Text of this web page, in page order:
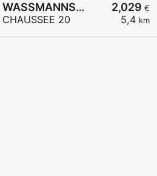
2,029 €
5,4 km
JET SCHOENEFELD WASSMANNSDORFER CHAUSSEE 20
CHAUSSEE 20